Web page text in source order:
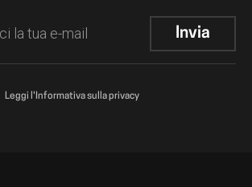
Leggi l'Informativa sulla privacy